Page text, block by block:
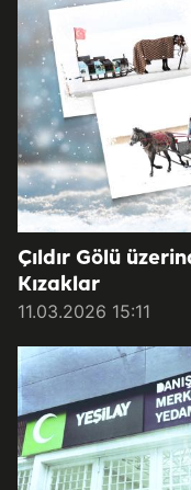
Çıldır Gölü
Kızaklar
11.03.2026 15:11